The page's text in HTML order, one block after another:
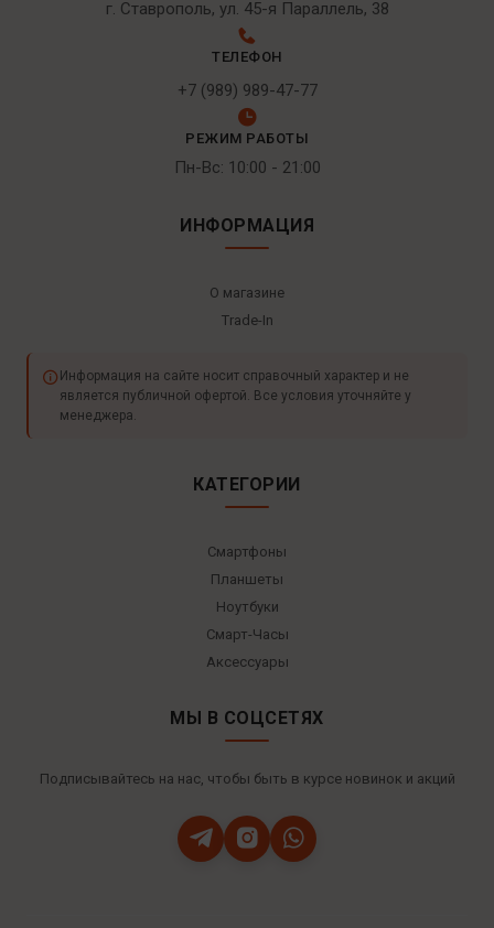
г. Ставрополь, ул. 45-я Параллель, 38
ТЕЛЕФОН
+7 (989) 989-47-77
РЕЖИМ РАБОТЫ
Пн-Вс: 10:00 - 21:00
ИНФОРМАЦИЯ
О магазине
Trade-In
Информация на сайте носит справочный характер и не
является публичной офертой. Все условия уточняйте у
менеджера.
КАТЕГОРИИ
Смартфоны
Планшеты
Ноутбуки
Смарт-Часы
Аксессуары
МЫ В СОЦСЕТЯХ
Подписывайтесь на нас, чтобы быть в курсе новинок и акций